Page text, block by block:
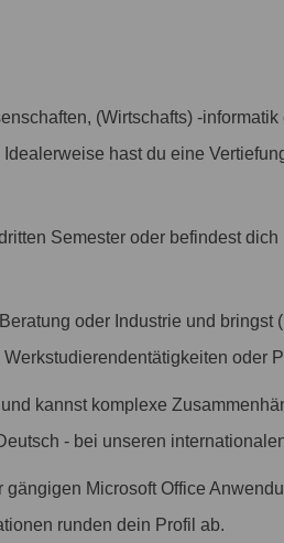
(Wirtschafts) -
hast du eine
Semester oder befindest
oder Industrie und
oder
kannst komplexe
- bei unseren
Microsoft Office
runden dein Profil ab.